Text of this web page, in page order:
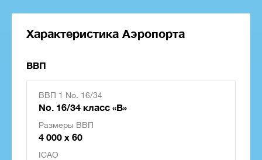
Характеристика Аэропорта
ВВП
ВВП 1 No. 16/34
No. 16/34 класс «B»
Размеры ВВП
4 000 x 60
ICAO